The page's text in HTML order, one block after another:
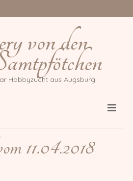
von den
Hobbyzucht aus Augsburg
11.04.2018